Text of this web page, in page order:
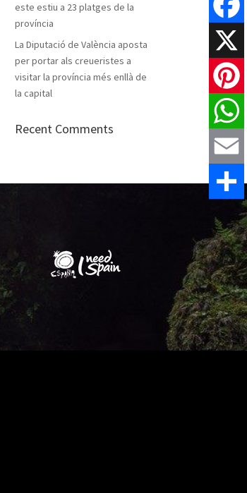
este estiu a 23 platges de la
província
La Diputació de València aposta
per portar als creueristes a
visitar la província més enllà de
la capital
Recent Comments
X
Email
Share